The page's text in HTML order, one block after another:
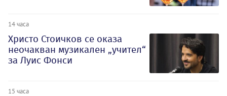
14 часа
Христо Стоичков се оказа
неочакван музикален „учител“
за Луис Фонси
15 часа